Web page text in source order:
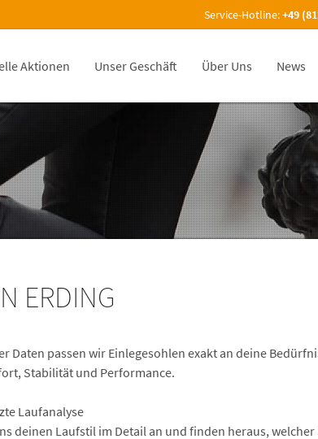
Service-Hotline:+49
Aktionen Unser Geschäft Über Uns News
ERDING
Daten passen wir Einlegesohlen exakt an deine
Stabilität und Performance.
Laufanalyse
deinen Laufstil im Detail an und finden heraus, welcher